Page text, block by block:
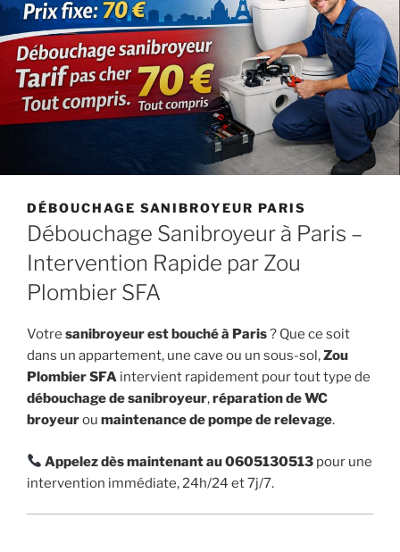
DÉBOUCHAGE SANIBROYEUR PARIS
Débouchage Sanibroyeur à Paris –
Intervention Rapide par Zou
Plombier SFA
Votre sanibroyeur est bouché à Paris? Que ce soit
dans un appartement, une cave ou un sous-sol,Zou
Plombier SFA intervient rapidement pour tout type de
débouchage de sanibroyeur,réparation de WC
broyeurou maintenance de pompe de relevage.
Appelez dès maintenant au 0605130513 pour une
intervention immédiate, 24h/24 et 7j/7.